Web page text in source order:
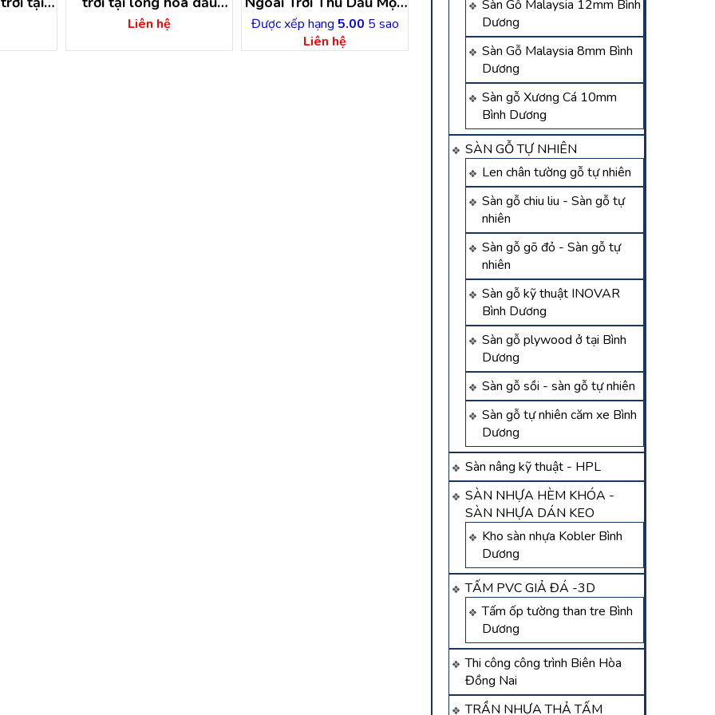
Sàn Gỗ Malaysia 12mm Bình
Dương
Sàn Gỗ Malaysia 8mm Bình
Dương
Sàn gỗ Xương Cá 10mm
Bình Dương
SÀN GỖ TỰ NHIÊN
Len chân tường gỗ tự nhiên
Sàn gỗ chiu liu - Sàn gỗ tự
nhiên
Sàn gỗ gõ đỏ - Sàn gỗ tự
nhiên
Sàn gỗ kỹ thuật INOVAR
Bình Dương
Sàn gỗ plywood ở tại Bình
Dương
Sàn gỗ sồi - sàn gỗ tự nhiên
Sàn gỗ tự nhiên căm xe Bình
Dương
Sàn nâng kỹ thuật - HPL
SÀN NHỰA HÈM KHÓA -
SÀN NHỰA DÁN KEO
Kho sàn nhựa Kobler Bình
Dương
TẤM PVC GIẢ ĐÁ -3D
Tấm ốp tường than tre Bình
Dương
Thi công công trình Biên Hòa
Đồng Nai
TRẦN NHỰA THẢ TẤM
–
tiếng – bình dương.thi
Liên hệ
Bình Dương
Được xếp hạng 5.00 5 sao
Liên hệ
hóc môn – hồ chí minh
Liên hệ
gỗ ngoài trời